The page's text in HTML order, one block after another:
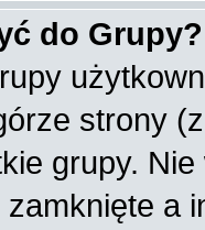
do Grupy?
strony
grupy.
a